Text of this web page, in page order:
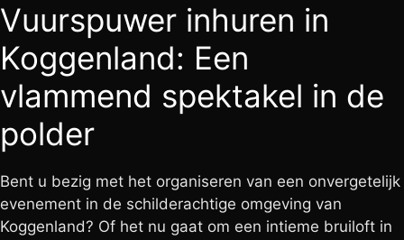
Vuurspuwer inhuren in
Koggenland: Een
vlammend spektakel in de
polder
Bent u bezig met het organiseren van een onvergetelijk
evenement in de schilderachtige omgeving van
Koggenland? Of het nu gaat om een intieme bruiloft in